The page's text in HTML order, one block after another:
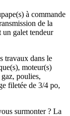
à commande
de la
un galet tendeur
travaux dans le
moteur(s)
poulies,
filetée de 3/4 po,
surmonter ? La